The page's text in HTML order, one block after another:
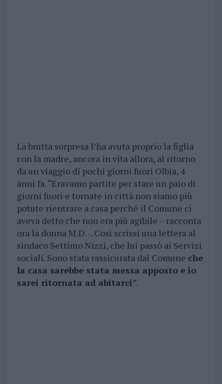
La brutta sorpresa l’ha avuta proprio la figlia
con la madre, ancora in vita allora, al ritorno
da un viaggio di pochi giorni fuori Olbia, 4
anni fa. “Eravamo partite per stare un paio di
giorni fuori e tornate in città non siamo più
potute rientrare a casa perché il Comune ci
aveva detto che non era più agibile – racconta
ora la donna M.D. -. Così scrissi una lettera al
sindaco Settimo Nizzi, che lui passò ai Servizi
sociali. Sono stata rassicurata dal Comune che
la casa sarebbe stata messa apposto e io
sarei ritornata ad abitarci”.